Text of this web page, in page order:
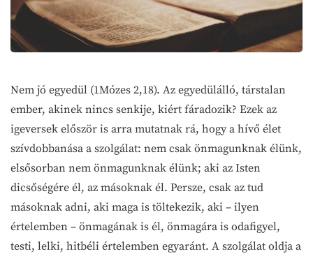
Nem jó egyedül (1Mózes 2,18). Az egyedülálló, társtalan
ember, akinek nincs senkije, kiért fáradozik? Ezek az
igeversek először is arra mutatnak rá, hogy a hívő élet
szívdobbanása a szolgálat: nem csak önmagunknak élünk,
elsősorban nem önmagunknak élünk; aki az Isten
dicsőségére él, az másoknak él. Persze, csak az tud
másoknak adni, aki maga is töltekezik, aki – ilyen
értelemben – önmagának is él, önmagára is odafigyel,
testi, lelki, hitbéli értelemben egyaránt. A szolgálat oldja a